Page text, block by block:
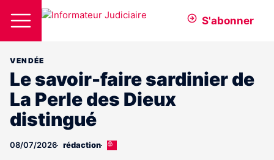
S'abonner
VENDÉE
Le savoir-faire sardinier de
La Perle des Dieux
distingué
08/07/2026 rédaction
Cet